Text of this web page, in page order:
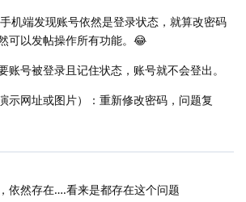
机端发现账号依然是登录状态，就算改密码
可以发帖操作所有功能。😂
账号被登录且记住状态，账号就不会登出。
示网址或图片）：重新修改密码，问题复
依然存在….看来是都存在这个问题